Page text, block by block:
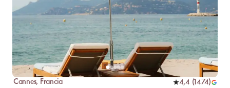
Cannes, Francia 4,4 (1474)